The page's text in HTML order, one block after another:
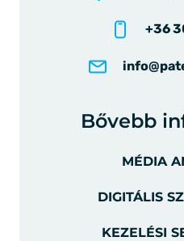
+36
Bővebb
MÉDIA
DIGITÁLIS
KEZELÉSI